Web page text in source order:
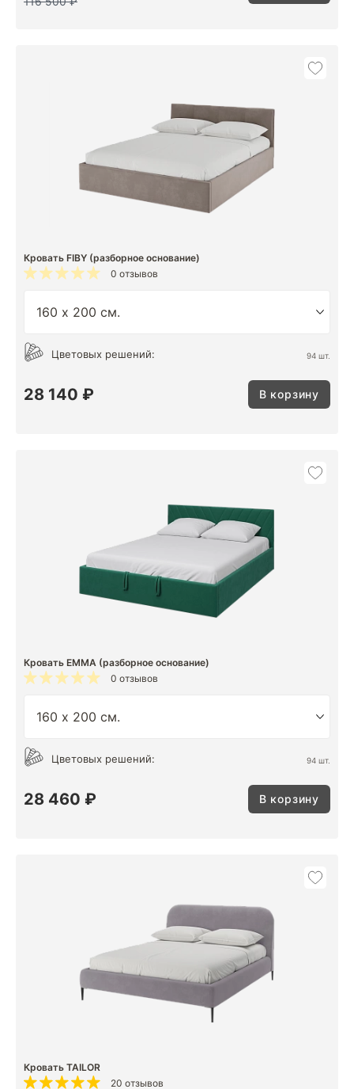
Кровать FIBY (разборное основание)
0 отзывов
Цветовых решений: 94 шт.
28 140 ₽ В корзину
Кровать EMMA (разборное основание)
0 отзывов
Цветовых решений: 94 шт.
28 460 ₽ В корзину
Кровать TAILOR
20 отзывов